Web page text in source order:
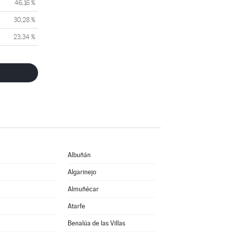
46,16 %
30,28 %
23,34 %
Albuñán
Algarinejo
Almuñécar
Atarfe
Benalúa de las Villas